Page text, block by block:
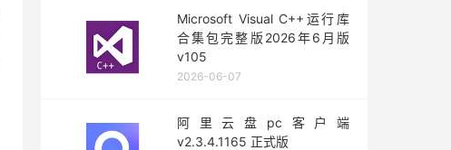
Microsoft Visual C++运行库
合集包完整版2026年6月版
v105
2026-06-07
阿里云盘pc客户端
v2.3.4.1165 正式版